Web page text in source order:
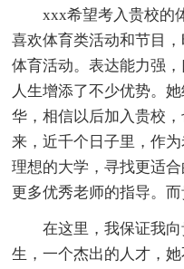
xxx希望考入贵校的
喜欢体育类活动和节目
体育活动。表达能力强
人生增添了不少优势。
华，相信以后加入贵校
来，近千个日子里，作
理想的大学，寻找更适
更多优秀老师的指导。而
在这里，我保证我
生，一个杰出的人才，